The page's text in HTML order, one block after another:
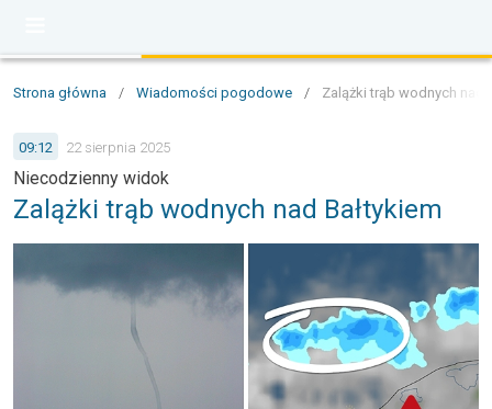
Strona główna / Wiadomości pogodowe / Zalążki trąb wodnych nad
09:12 22 sierpnia 2025
Niecodzienny widok
Zalążki trąb wodnych nad Bałtykiem